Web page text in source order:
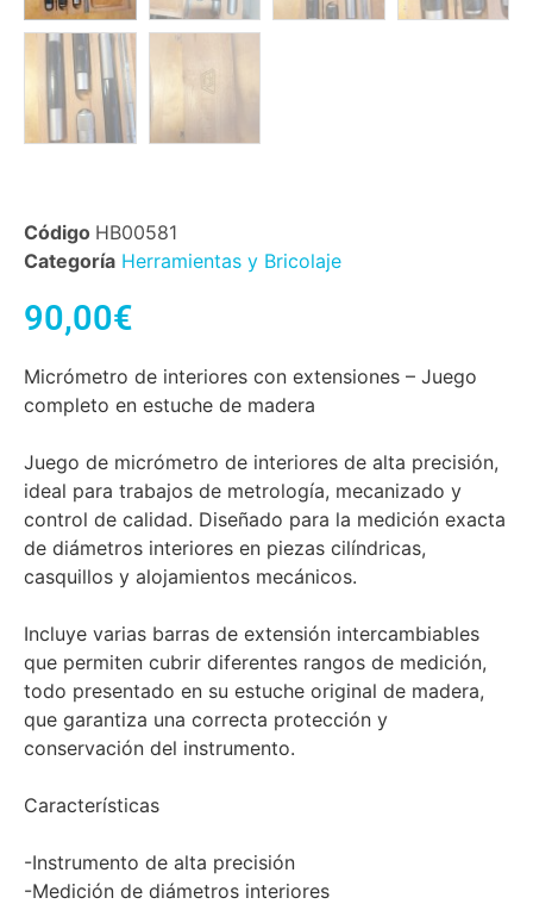
Código HB00581
Categoría Herramientas y Bricolaje
90,00€
Micrómetro de interiores con extensiones – Juego
completo en estuche de madera
Juego de micrómetro de interiores de alta precisión,
ideal para trabajos de metrología, mecanizado y
control de calidad. Diseñado para la medición exacta
de diámetros interiores en piezas cilíndricas,
casquillos y alojamientos mecánicos.
Incluye varias barras de extensión intercambiables
que permiten cubrir diferentes rangos de medición,
todo presentado en su estuche original de madera,
que garantiza una correcta protección y
conservación del instrumento.
Características
-Instrumento de alta precisión
-Medición de diámetros interiores